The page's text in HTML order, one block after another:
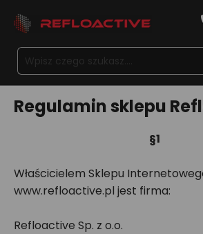
Regulamin sklepu
§1
Właścicielem Sklepu
www.refloactive.pl jest firma:
Refloactive Sp. z o.o.